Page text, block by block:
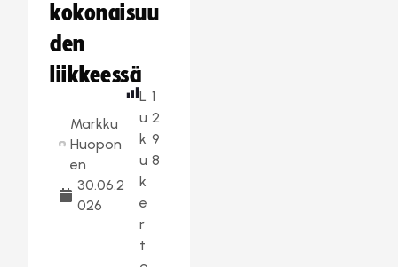
kokonaisuu
den
liikkeessä
Markku
Huopon
en
30.06.2
026
L
u
k
u
k
e
r
t
1
2
9
8